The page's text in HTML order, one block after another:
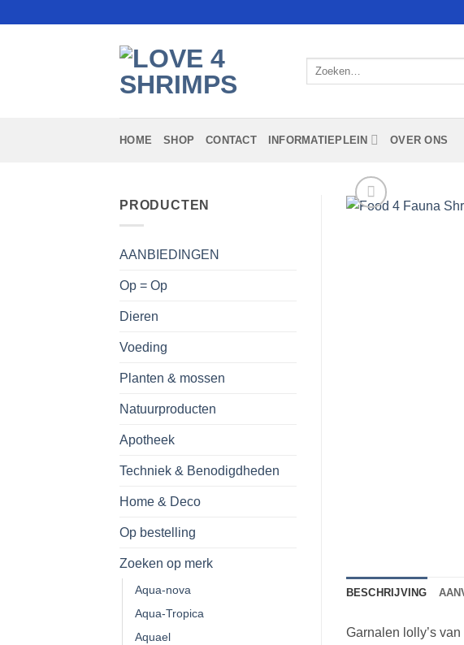
Zoeken
HOME SHOP CONTACT INFORMATIEPLEIN OVER ONS
PRODUCTEN
AANBIEDINGEN
Op = Op
Dieren
Voeding
Planten & mossen
Natuurproducten
Apotheek
Techniek & Benodigdheden
Home & Deco
Op bestelling
Zoeken op merk
Aqua-nova
Aqua-Tropica
Aquael
BESCHRIJVING
Garnalen lolly’s